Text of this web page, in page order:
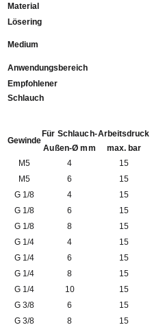
Material
Lösering
Medium
Anwendungsbereich
Empfohlener
Schlauch
Gewinde
Für Schlauch-
Außen-Ø mm
Arbeitsdruck
max. bar
M5
4 15
M5
6 15
G 1/8
4 15
G 1/8
6 15
G 1/8
8 15
G 1/4
4 15
G 1/4
6 15
G 1/4
8 15
G 1/4
10 15
G 3/8
6 15
G 3/8
8 15